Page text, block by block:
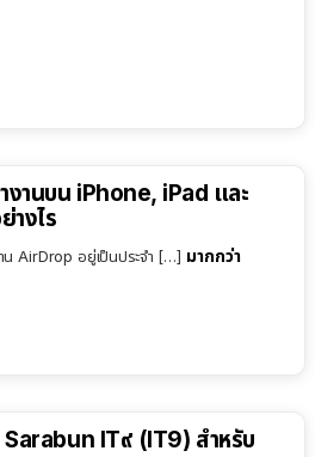
งานบน iPhone, iPad และ
างไร
น AirDrop อยู่เป็นประจำ […] มากกว่า
IT๙ (IT9) สำหรับ